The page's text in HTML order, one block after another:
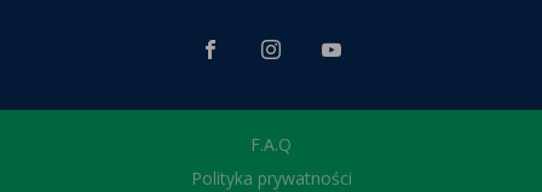
F.A.Q
Polityka prywatności